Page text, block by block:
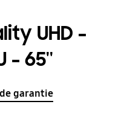
UHD -
- 65''
garantie